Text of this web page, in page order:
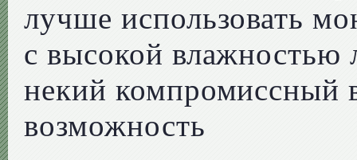
лучше использовать
с высокой влажностью
некий компромиссный
возможность